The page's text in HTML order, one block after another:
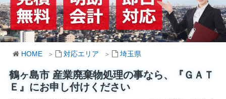
HOME 対応エリア 埼玉県
鶴ヶ島市 産業廃棄物処理の事なら、『ＧＡＴ
Ｅ』にお申し付けください